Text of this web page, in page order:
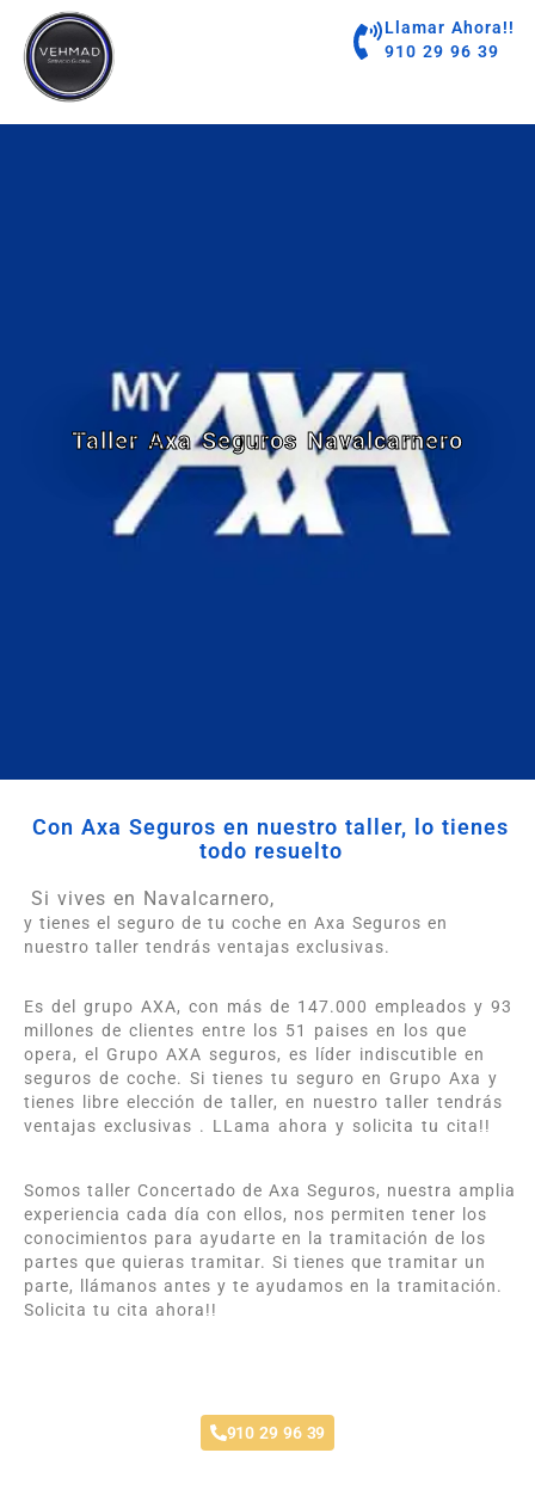
contenido
Llamar Ahora!!
910 29 96 39
Taller Axa Seguros Navalcarnero
Con Axa Seguros en nuestro taller, lo tienes
todo resuelto
Si vives en Navalcarnero,
y tienes el seguro de tu coche en Axa Seguros en
nuestro taller tendrás ventajas exclusivas.
Es del grupo AXA, con más de 147.000 empleados y 93
millones de clientes entre los 51 paises en los que
opera, el Grupo AXA seguros, es líder indiscutible en
seguros de coche. Si tienes tu seguro en Grupo Axa y
tienes libre elección de taller, en nuestro taller tendrás
ventajas exclusivas . LLama ahora y solicita tu cita!!
Somos taller Concertado de Axa Seguros, nuestra amplia
experiencia cada día con ellos, nos permiten tener los
conocimientos para ayudarte en la tramitación de los
partes que quieras tramitar. Si tienes que tramitar un
parte, llámanos antes y te ayudamos en la tramitación.
Solicita tu cita ahora!!
910 29 96 39